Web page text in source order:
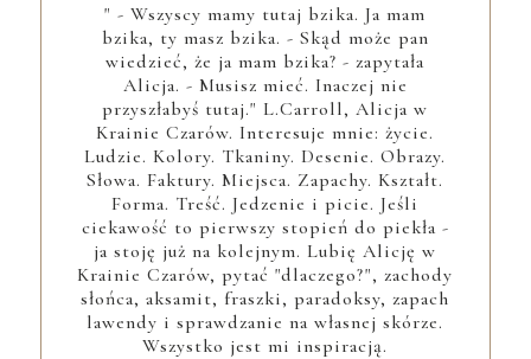
" - Wszyscy mamy tutaj bzika. Ja mam
bzika, ty masz bzika. - Skąd może pan
wiedzieć, że ja mam bzika? - zapytała
Alicja. - Musisz mieć. Inaczej nie
przyszłabyś tutaj." L.Carroll, Alicja w
Krainie Czarów. Interesuje mnie: życie.
Ludzie. Kolory. Tkaniny. Desenie. Obrazy.
Słowa. Faktury. Miejsca. Zapachy. Kształt.
Forma. Treść. Jedzenie i picie. Jeśli
ciekawość to pierwszy stopień do piekła -
ja stoję już na kolejnym. Lubię Alicję w
Krainie Czarów, pytać "dlaczego?", zachody
słońca, aksamit, fraszki, paradoksy, zapach
lawendy i sprawdzanie na własnej skórze.
Wszystko jest mi inspiracją.